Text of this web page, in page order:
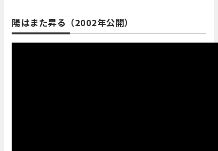
陽はまた昇る（2002年公開）